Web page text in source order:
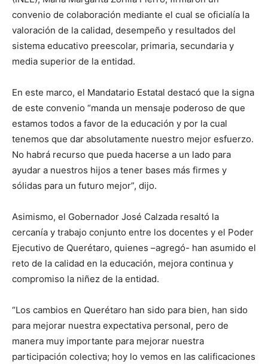
convenio de colaboración mediante el cual se oficialía la
valoración de la calidad, desempeño y resultados del
sistema educativo preescolar, primaria, secundaria y
media superior de la entidad.
En este marco, el Mandatario Estatal destacó que la signa
de este convenio “manda un mensaje poderoso de que
estamos todos a favor de la educación y por la cual
tenemos que dar absolutamente nuestro mejor esfuerzo.
No habrá recurso que pueda hacerse a un lado para
ayudar a nuestros hijos a tener bases más firmes y
sólidas para un futuro mejor”, dijo.
Asimismo, el Gobernador José Calzada resaltó la
cercanía y trabajo conjunto entre los docentes y el Poder
Ejecutivo de Querétaro, quienes –agregó- han asumido el
reto de la calidad en la educación, mejora continua y
compromiso la niñez de la entidad.
“Los cambios en Querétaro han sido para bien, han sido
para mejorar nuestra expectativa personal, pero de
manera muy importante para mejorar nuestra
participación colectiva; hoy lo vemos en las calificaciones